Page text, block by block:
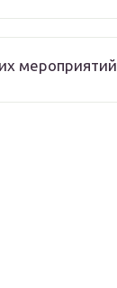
мероприятий